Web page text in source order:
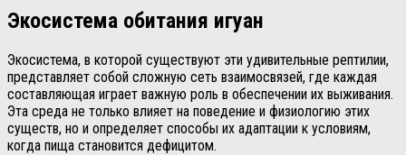
Экосистема обитания игуан
Экосистема, в которой существуют эти удивительные рептилии,
представляет собой сложную сеть взаимосвязей, где каждая
составляющая играет важную роль в обеспечении их выживания.
Эта среда не только влияет на поведение и физиологию этих
существ, но и определяет способы их адаптации к условиям,
когда пища становится дефицитом.